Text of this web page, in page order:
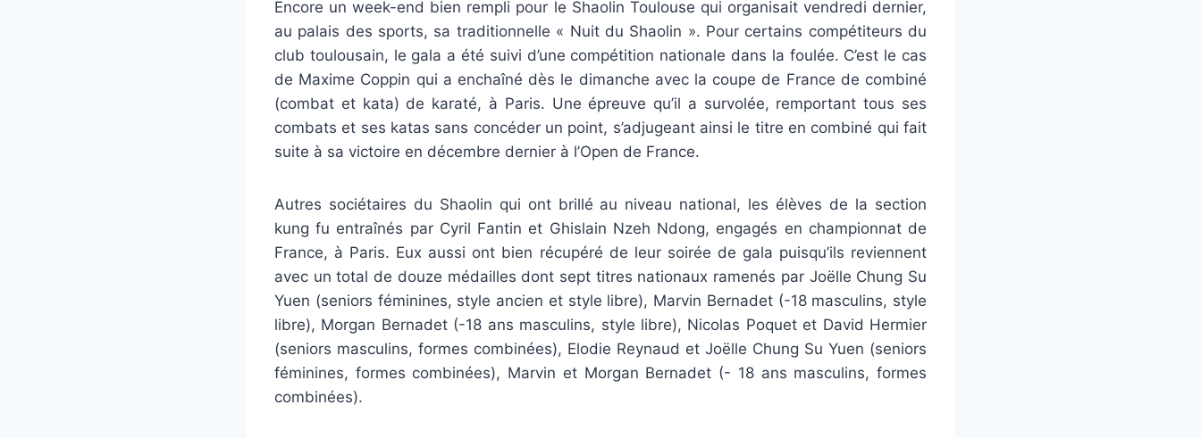
Encore un week-end bien rempli pour le Shaolin Toulouse qui organisait vendredi dernier,
au palais des sports, sa traditionnelle « Nuit du Shaolin ». Pour certains compétiteurs du
club toulousain, le gala a été suivi d’une compétition nationale dans la foulée. C’est le cas
de Maxime Coppin qui a enchaîné dès le dimanche avec la coupe de France de combiné
(combat et kata) de karaté, à Paris. Une épreuve qu’il a survolée, remportant tous ses
combats et ses katas sans concéder un point, s’adjugeant ainsi le titre en combiné qui fait
suite à sa victoire en décembre dernier à l’Open de France.
Autres sociétaires du Shaolin qui ont brillé au niveau national, les élèves de la section
kung fu entraînés par Cyril Fantin et Ghislain Nzeh Ndong, engagés en championnat de
France, à Paris. Eux aussi ont bien récupéré de leur soirée de gala puisqu’ils reviennent
avec un total de douze médailles dont sept titres nationaux ramenés par Joëlle Chung Su
Yuen (seniors féminines, style ancien et style libre), Marvin Bernadet (-18 masculins, style
libre), Morgan Bernadet (-18 ans masculins, style libre), Nicolas Poquet et David Hermier
(seniors masculins, formes combinées), Elodie Reynaud et Joëlle Chung Su Yuen (seniors
féminines, formes combinées), Marvin et Morgan Bernadet (- 18 ans masculins, formes
combinées).